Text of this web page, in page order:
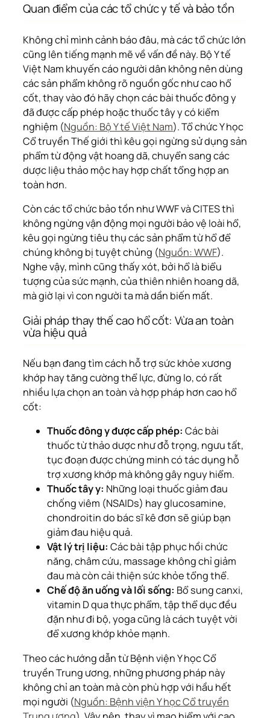
Quan điểm của các tổ chức y tế và bảo tồn
Không chỉ mình cảnh báo đâu, mà các tổ chức lớn
cũng lên tiếng mạnh mẽ về vấn đề này. Bộ Y tế
Việt Nam khuyến cáo người dân không nên dùng
các sản phẩm không rõ nguồn gốc như cao hổ
cốt, thay vào đó hãy chọn các bài thuốc đông y
đã được cấp phép hoặc thuốc tây y có kiểm
nghiệm (Nguồn: Bộ Y tế Việt Nam). Tổ chức Y học
Cổ truyền Thế giới thì kêu gọi ngừng sử dụng sản
phẩm từ động vật hoang dã, chuyển sang các
dược liệu thảo mộc hay hợp chất tổng hợp an
toàn hơn.
Còn các tổ chức bảo tồn như WWF và CITES thì
không ngừng vận động mọi người bảo vệ loài hổ,
kêu gọi ngừng tiêu thụ các sản phẩm từ hổ để
chúng không bị tuyệt chủng (Nguồn: WWF).
Nghe vậy, mình cũng thấy xót, bởi hổ là biểu
tượng của sức mạnh, của thiên nhiên hoang dã,
mà giờ lại vì con người ta mà dần biến mất.
Giải pháp thay thế cao hổ cốt: Vừa an toàn
vừa hiệu quả
Nếu bạn đang tìm cách hỗ trợ sức khỏe xương
khớp hay tăng cường thể lực, đừng lo, có rất
nhiều lựa chọn an toàn và hợp pháp hơn cao hổ
cốt:
Thuốc đông y được cấp phép: Các bài
thuốc từ thảo dược như đỗ trọng, ngưu tất,
tục đoạn được chứng minh có tác dụng hỗ
trợ xương khớp mà không gây nguy hiểm.
Thuốc tây y: Những loại thuốc giảm đau
chống viêm (NSAIDs) hay glucosamine,
chondroitin do bác sĩ kê đơn sẽ giúp bạn
giảm đau hiệu quả.
Vật lý trị liệu: Các bài tập phục hồi chức
năng, châm cứu, massage không chỉ giảm
đau mà còn cải thiện sức khỏe tổng thể.
Chế độ ăn uống và lối sống: Bổ sung canxi,
vitamin D qua thực phẩm, tập thể dục đều
đặn như đi bộ, yoga cũng là cách tuyệt vời
để xương khớp khỏe mạnh.
Theo các hướng dẫn từ Bệnh viện Y học Cổ
truyền Trung ương, những phương pháp này
không chỉ an toàn mà còn phù hợp với hầu hết
mọi người (Nguồn: Bệnh viện Y học Cổ truyền